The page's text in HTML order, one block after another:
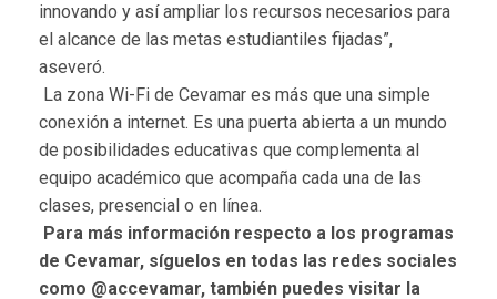
innovando y así ampliar los recursos necesarios para
el alcance de las metas estudiantiles fijadas”,
aseveró.
La zona Wi-Fi de Cevamar es más que una simple
conexión a internet. Es una puerta abierta a un mundo
de posibilidades educativas que complementa al
equipo académico que acompaña cada una de las
clases, presencial o en línea.
Para más información respecto a los programas
de Cevamar, síguelos en todas las redes sociales
como @accevamar, también puedes visitar la